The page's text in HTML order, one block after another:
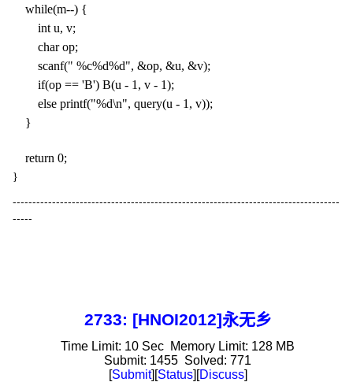
while(m--) {
int u, v;
char op;
scanf(" %c%d%d", &op, &u, &v);
if(op == 'B') B(u - 1, v - 1);
else printf("%d\n", query(u - 1, v));
}
return 0;
}
-----------------------------------------------------------------------------------
-----
2733: [HNOI2012]永无乡
Time Limit: 10 Sec Memory Limit: 128 MB
Submit: 1455 Solved: 771
[Submit][Status][Discuss]